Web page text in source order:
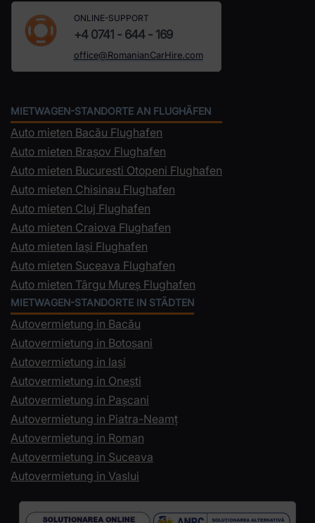
ONLINE-SUPPORT
+4 0741 - 644 - 169
office@RomanianCarHire.com
MIETWAGEN-STANDORTE AN FLUGHÄFEN
Auto mieten Bacău Flughafen
Auto mieten Brașov Flughafen
Auto mieten Bucuresti Otopeni Flughafen
Auto mieten Chisinau Flughafen
Auto mieten Cluj Flughafen
Auto mieten Craiova Flughafen
Auto mieten Iași Flughafen
Auto mieten Suceava Flughafen
Auto mieten Târgu Mureș Flughafen
MIETWAGEN-STANDORTE IN STÄDTEN
Autovermietung in Bacău
Autovermietung in Botoșani
Autovermietung in Iași
Autovermietung in Onești
Autovermietung in Pașcani
Autovermietung in Piatra-Neamț
Autovermietung in Roman
Autovermietung in Suceava
Autovermietung in Vaslui